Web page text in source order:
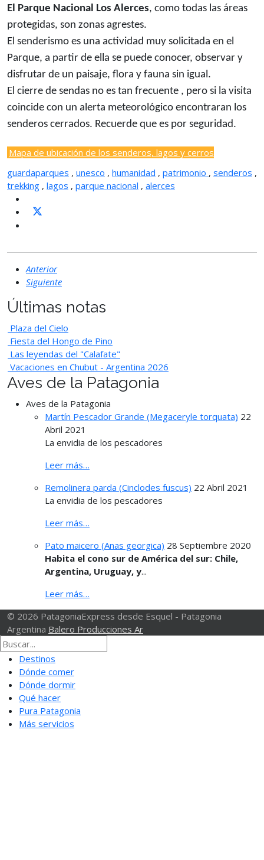
El Parque Nacional Los Alerces, como todas las áreas
protegidas, son zonas agrestes.
El senderismo es una actividad muy solicitada en el
Parque, a partir de ella se puede conocer, observar y
disfrutar de un paisaje, flora y fauna sin igual.
El cierre de sendas no es tan frecuente , pero si la visita
coincide con un alerta meteorológico encontraran los
senderos cerrados. Recuerde que es por seguridad.
Mapa de ubicación de los senderos, lagos y cerros
guardaparques , unesco , humanidad , patrimonio , senderos ,
trekking , lagos , parque nacional , alerces
Anterior
Siguiente
Últimas notas
Plaza del Cielo
Fiesta del Hongo de Pino
Las leyendas del "Calafate"
Vacaciones en Chubut - Argentina 2026
Aves de la Patagonia
Aves de la Patagonia
Martín Pescador Grande (Megaceryle torquata) 22
Abril 2021
La envidia de los pescadores
Leer más…
Remolinera parda (Cinclodes fuscus) 22 Abril 2021
La envidia de los pescadores
Leer más…
Pato maicero (Anas georgica) 28 Septiembre 2020
Habita el cono sur de América del sur: Chile,
Argentina, Uruguay, y...
Leer más…
© 2026 PatagoniaExpress desde Esquel - Patagonia
Argentina Balero Producciones Ar
Destinos
Dónde comer
Dónde dormir
Qué hacer
Pura Patagonia
Más servicios